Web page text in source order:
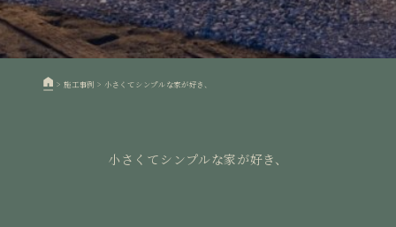
>施工事例 > 小さくてシンプルな家が好き、
小さくてシンプルな家が好き、